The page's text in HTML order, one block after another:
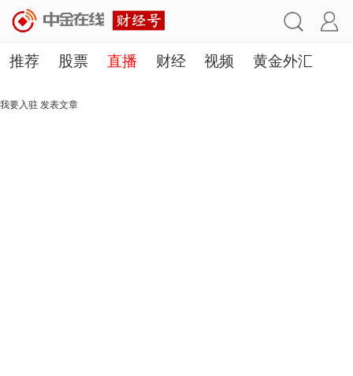
推荐 股票 直播 财经 视频 黄金外汇
理财 行业
我要入驻 发表文章